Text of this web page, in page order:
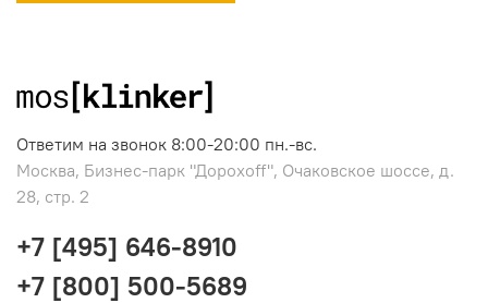
Ответим на звонок 8:00-20:00 пн.-вс.
Москва, Бизнес-парк "Дорохоff", Очаковское шоссе, д.
28, стр. 2
+7 [495] 646-8910
+7 [800] 500-5689